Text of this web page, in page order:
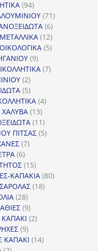
προϊόντα
9494
προϊόντα
7171
προϊόντα
66
προϊόντα
1212
προϊόντα
55
99
προϊόντα
77
22
προϊόντα
55
προϊόντα
44
ΧΑΛΥΒΑ 1313
προϊόντα
1111
προϊόντα
ΠΙΤΣΑΣ 55
77
66
προϊόντα
1515
προϊόντα
ΚΑΠΑΚΙΑ 8080
1818
2828
προϊόντα
99
προϊόντα
22
99
προϊόντα
ΚΑΠΑΚΙ 1414